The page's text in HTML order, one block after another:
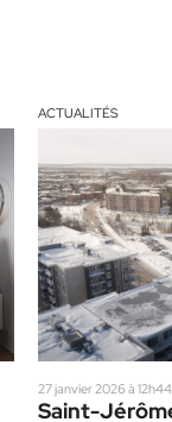
ACTUALITÉS
27 janvier 2026 à 12h44
Saint-